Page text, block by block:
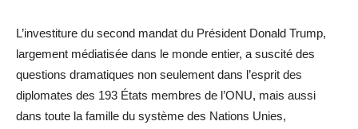
L’investiture du second mandat du Président Donald Trump,
largement médiatisée dans le monde entier, a suscité des
questions dramatiques non seulement dans l’esprit des
diplomates des 193 États membres de l’ONU, mais aussi
dans toute la famille du système des Nations Unies,